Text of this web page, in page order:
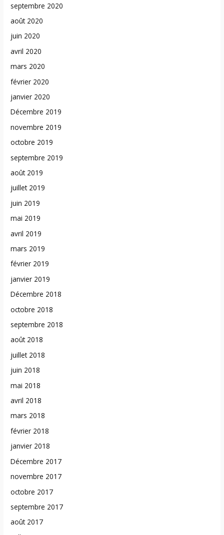
septembre 2020
août 2020
juin 2020
avril 2020
mars 2020
février 2020
janvier 2020
Décembre 2019
novembre 2019
octobre 2019
septembre 2019
août 2019
juillet 2019
juin 2019
mai 2019
avril 2019
mars 2019
février 2019
janvier 2019
Décembre 2018
octobre 2018
septembre 2018
août 2018
juillet 2018
juin 2018
mai 2018
avril 2018
mars 2018
février 2018
janvier 2018
Décembre 2017
novembre 2017
octobre 2017
septembre 2017
août 2017